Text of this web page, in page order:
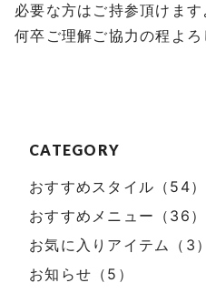
CATEGORY
おすすめスタイル（54）
おすすめメニュー（36）
お気に入りアイテム（3）
お知らせ（5）
必要な方はご持参頂けます
何卒ご理解ご協力の程よろ